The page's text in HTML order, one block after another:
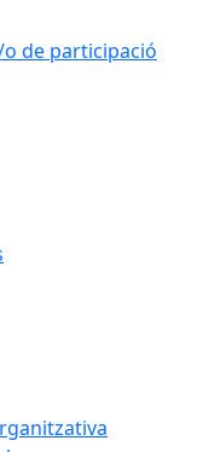
de participació